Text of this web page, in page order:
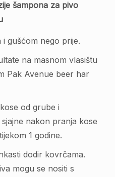
šampona za pivo
gušćom nego prije.
na masnom vlasištu
Pak Avenue beer har
od grube i
nakon pranja kose
1 godine.
dodir kovrčama.
mogu se nositi s